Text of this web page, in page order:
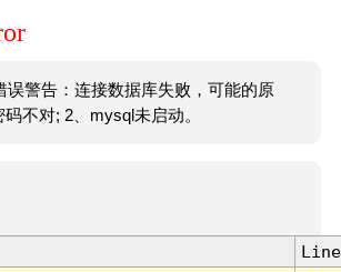
误警告：连接数据库失败，可能的原
不对; 2、mysql未启动。
Line